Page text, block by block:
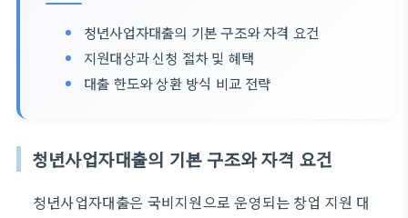
청년사업자대출의 기본 구조와 자격 요건
지원대상과 신청 절차 및 혜택
대출 한도와 상환 방식 비교 전략
청년사업자대출의 기본 구조와 자격 요건
청년사업자대출은 국비지원으로 운영되는 창업 지원 대